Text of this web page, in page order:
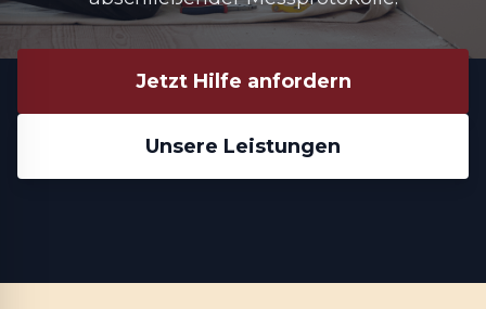
Jetzt Hilfe anfordern
Unsere Leistungen